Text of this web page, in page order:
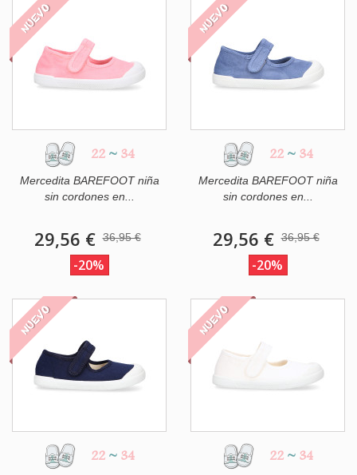
NUEVO
22 ~ 34
Mercedita BAREFOOT niña
sin cordones en...
29,56 € 36,95 €
-20%
NUEVO
22 ~ 34
Mercedita BAREFOOT niña
sin cordones en...
29,56 € 36,95 €
-20%
NUEVO
22 ~ 34
NUEVO
22 ~ 34